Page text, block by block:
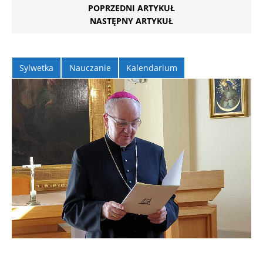
POPRZEDNI ARTYKUŁ
NASTĘPNY ARTYKUŁ
Sylwetka Nauczanie Kalendarium